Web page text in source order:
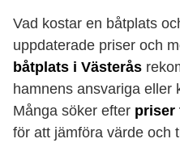
Vad kostar en båtplats
uppdaterade priser och
båtplats i Västerås
hamnens ansvariga eller
Många söker efter priser
för att jämföra värde och